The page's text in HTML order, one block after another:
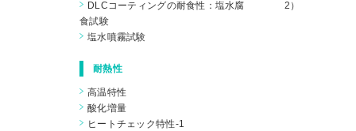
DLCコーティングの耐食性：塩水腐
食試験
塩水噴霧試験
耐熱性
高温特性
酸化増量
ヒートチェック特性-1
2）